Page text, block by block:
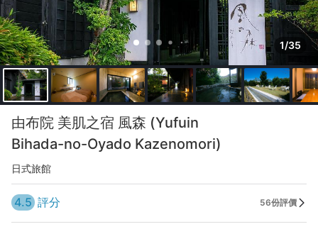
1/35
由布院 美肌之宿 風森 (Yufuin
Bihada-no-Oyado Kazenomori)
日式旅館
4.5 評分 56份評價